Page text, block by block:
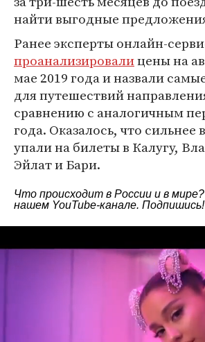
найти выгодные
Ранее эксперты онлайн-
проанализировалицены на
мае 2019 года и назвали
для путешествий
сравнению с аналогичным
года. Оказалось, что сильнее
упали на билеты в Калугу,
Эйлат и Бари.
Что происходит в России и в
нашем YouTube-канале. Подпишись!